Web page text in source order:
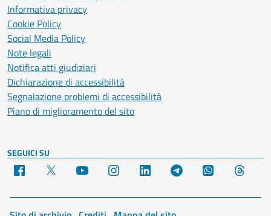
Informativa privacy
Cookie Policy
Social Media Policy
Note legali
Notifica atti giudiziari
Dichiarazione di accessibilità
Segnalazione problemi di accessibilità
Piano di miglioramento del sito
SEGUICI SU
Facebook YouTube Instagram LinkedIn Telegram WhatsApp